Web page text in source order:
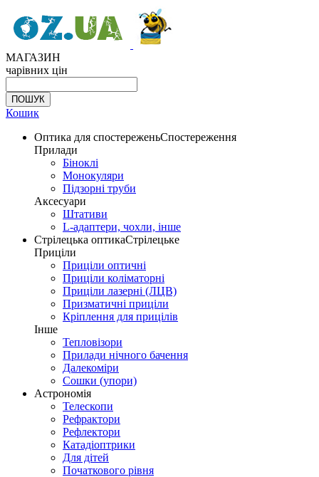
МАГАЗИН
чарівних цін
Кошик
Оптика для спостереженьСпостереження
Прилади
Біноклі
Монокуляри
Підзорні труби
Аксесуари
Штативи
L-адаптери, чохли, інше
Стрілецька оптикаСтрілецьке
Приціли
Приціли оптичні
Приціли коліматорні
Приціли лазерні (ЛЦВ)
Призматичні приціли
Кріплення для прицілів
Інше
Тепловізори
Прилади нічного бачення
Далекоміри
Сошки (упори)
Астрономія
Телескопи
Рефрактори
Рефлектори
Катадіоптрики
Для дітей
Початкового рівня